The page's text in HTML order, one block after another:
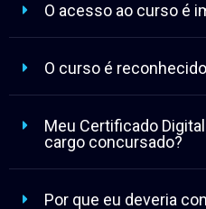
O acesso ao curso é
O curso é
Meu Certificado
cargo concursado?
Por que eu deveria